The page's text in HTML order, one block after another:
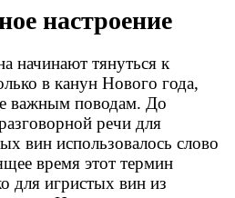
настроение
начинают тянуться к
в канун Нового года,
важным поводам. До
речи для
вин использовалось слово
время этот термин
для игристых вин из